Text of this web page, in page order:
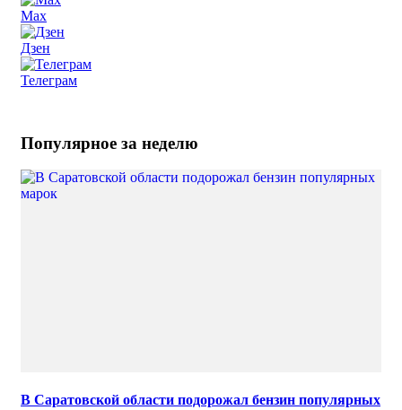
Max
Дзен
Телеграм
Популярное за неделю
В Саратовской области подорожал бензин популярных